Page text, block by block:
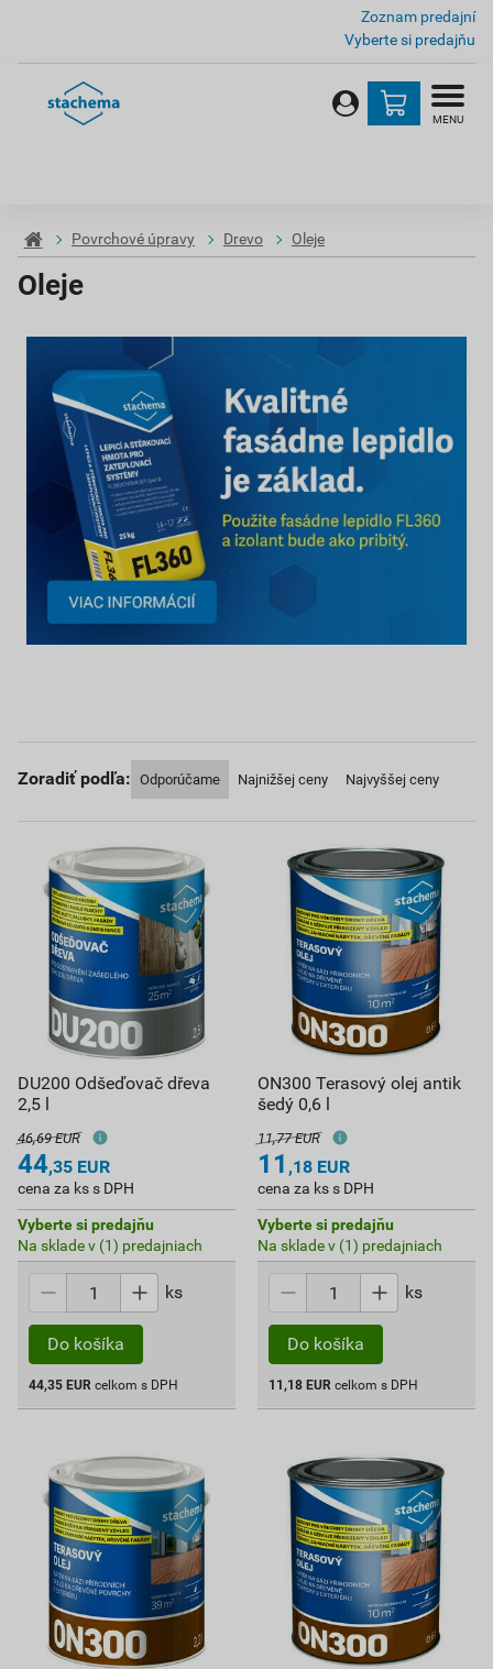
Zoznam predajní
Vyberte si predajňu
MENU
Povrchové úpravy Drevo Oleje
Oleje
Zoradiť podľa: Odporúčame Najnižšej ceny Najvyššej ceny
DU200 Odšeďovač dřeva
2,5 l
46,69 EUR
44,35 EUR
cena za ks s DPH
Vyberte si predajňu
Na sklade v (1) predajniach
ks
Do košíka
44,35 EUR celkom s DPH
ON300 Terasový olej antik
šedý 0,6 l
11,77 EUR
11 ,18 EUR
cena za ks s DPH
Vyberte si predajňu
Na sklade v (1) predajniach
ks
Do košíka
11,18 EUR celkom s DPH